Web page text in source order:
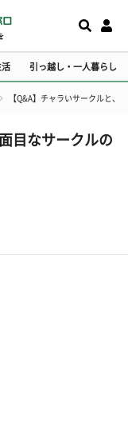
活 引っ越し・一人暮らし
【Q&A】チャラいサークルと、
目なサークルの